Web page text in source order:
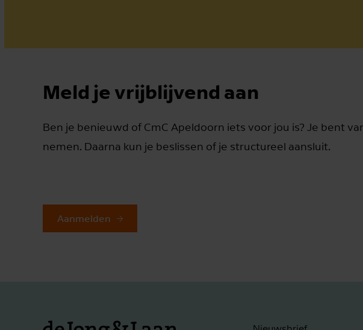
Meld je vrijblijvend aan
Ben je benieuwd of CmC Apeldoorn iets voor jou is? Je bent
nemen. Daarna kun je beslissen of je structureel aansluit.
Aanmelden